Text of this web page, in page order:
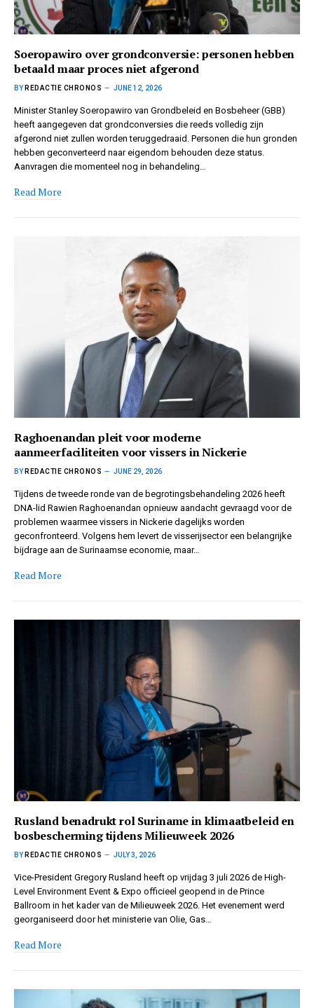
Soeropawiro over grondconversie: personen hebben
betaald maar proces niet afgerond
BY REDACTIE CHRONOS JUNE 12, 2026
Minister Stanley Soeropawiro van Grondbeleid en Bosbeheer (GBB)
heeft aangegeven dat grondconversies die reeds volledig zijn
afgerond niet zullen worden teruggedraaid. Personen die hun gronden
hebben geconverteerd naar eigendom behouden deze status.
Aanvragen die momenteel nog in behandeling…
Read More
Raghoenandan pleit voor moderne
aanmeerfaciliteiten voor vissers in Nickerie
BY REDACTIE CHRONOS JUNE 29, 2026
Tijdens de tweede ronde van de begrotingsbehandeling 2026 heeft
DNA-lid Rawien Raghoenandan opnieuw aandacht gevraagd voor de
problemen waarmee vissers in Nickerie dagelijks worden
geconfronteerd. Volgens hem levert de visserijsector een belangrijke
bijdrage aan de Surinaamse economie, maar…
Read More
Rusland benadrukt rol Suriname in klimaatbeleid en
bosbescherming tijdens Milieuweek 2026
BY REDACTIE CHRONOS JULY 3, 2026
Vice-President Gregory Rusland heeft op vrijdag 3 juli 2026 de High-
Level Environment Event & Expo officieel geopend in de Prince
Ballroom in het kader van de Milieuweek 2026. Het evenement werd
georganiseerd door het ministerie van Olie, Gas…
Read More